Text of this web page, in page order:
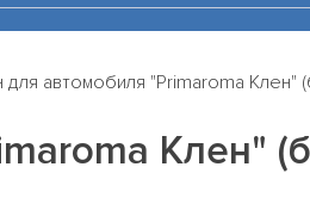
автомобиля "Primaroma Клен"
Клен"